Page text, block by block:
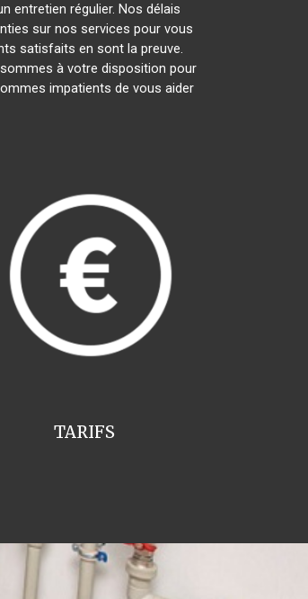
entretien régulier. Nos délais
sur nos services pour vous
satisfaits en sont la preuve.
à votre disposition pour
impatients de vous aider
TARIFS